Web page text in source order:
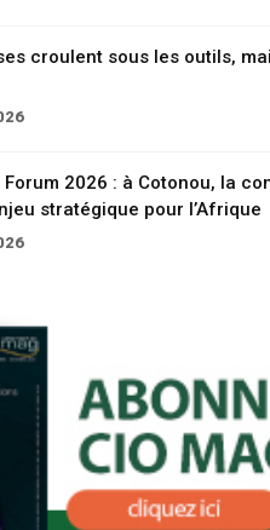
croulent sous les outils,
2026 : à Cotonou, la
stratégique pour l’Afrique